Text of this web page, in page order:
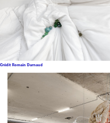
Crédit Romain Darnaud